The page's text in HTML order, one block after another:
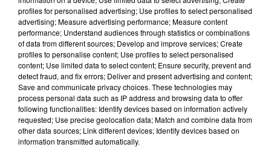
profiles for personalised advertising; Use profiles to select personalised
advertising; Measure advertising performance; Measure content
performance; Understand audiences through statistics or combinations
of data from different sources; Develop and improve services; Create
profiles to personalise content; Use profiles to select personalised
content; Use limited data to select content; Ensure security, prevent and
detect fraud, and fix errors; Deliver and present advertising and content;
Save and communicate privacy choices. These technologies may
process personal data such as IP address and browsing data to offer
following functionalities: Identify devices based on information actively
requested; Use precise geolocation data; Match and combine data from
other data sources; Link different devices; Identify devices based on
information transmitted automatically.